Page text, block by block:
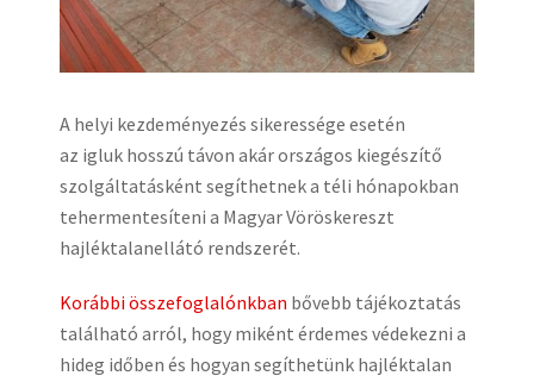
A helyi kezdeményezés sikeressége esetén
az igluk hosszú távon akár országos kiegészítő
szolgáltatásként segíthetnek a téli hónapokban
tehermentesíteni a Magyar Vöröskereszt
hajléktalanellátó rendszerét.
Korábbi összefoglalónkban bővebb tájékoztatás
található arról, hogy miként érdemes védekezni a
hideg időben és hogyan segíthetünk hajléktalan